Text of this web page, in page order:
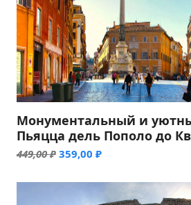
Монументальный и
Пьяцца дель Пополо до
449,00₽ Первоначальная
составляла
449,00 ₽.
359,00 ₽Текущая
359,00 ₽.